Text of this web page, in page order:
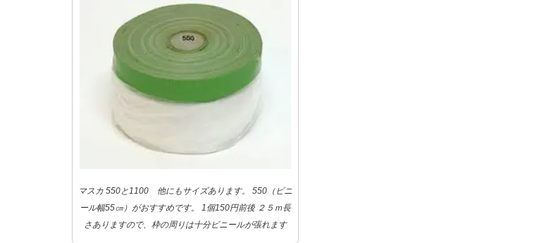
マスカ 550と1100 他にもサイズあります。 550（ビニ
ール幅55㎝）がおすすめです。 1個150円前後 ２５ｍ長
さありますので、枠の周りは十分ビニールが張れます